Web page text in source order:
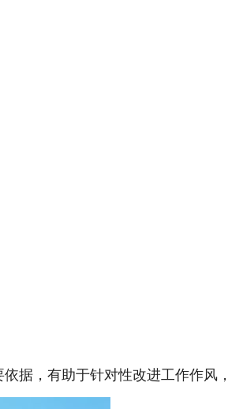
据，有助于针对性改进工作作风